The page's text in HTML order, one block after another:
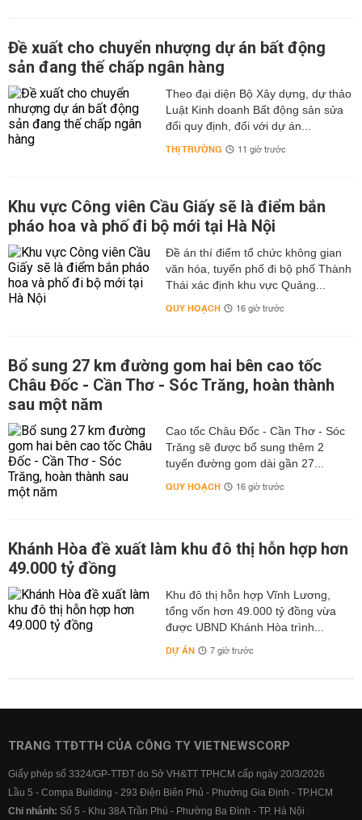
Đề xuất cho chuyển nhượng dự án bất động
sản đang thế chấp ngân hàng
Theo đại diện Bộ Xây dựng, dự thảo
Luật Kinh doanh Bất động sản sửa
đổi quy định, đối với dự án...
THỊ TRƯỜNG 11 giờ trước
Khu vực Công viên Cầu Giấy sẽ là điểm bắn
pháo hoa và phố đi bộ mới tại Hà Nội
Đề án thí điểm tổ chức không gian
văn hóa, tuyến phố đi bộ phố Thành
Thái xác định khu vực Quảng...
QUY HOẠCH 16 giờ trước
Bổ sung 27 km đường gom hai bên cao tốc
Châu Đốc - Cần Thơ - Sóc Trăng, hoàn thành
sau một năm
Cao tốc Châu Đốc - Cần Thơ - Sóc
Trăng sẽ được bổ sung thêm 2
tuyến đường gom dài gần 27...
QUY HOẠCH 16 giờ trước
Khánh Hòa đề xuất làm khu đô thị hỗn hợp hơn
49.000 tỷ đồng
Khu đô thị hỗn hợp Vĩnh Lương,
tổng vốn hơn 49.000 tỷ đồng vừa
được UBND Khánh Hòa trình...
DỰ ÁN 7 giờ trước
TRANG TTĐTTH CỦA CÔNG TY VIETNEWSCORP
Giấy phép số 3324/GP-TTĐT do Sở VH&TT TPHCM cấp ngày 20/3/2026
Lầu 5 - Compa Building - 293 Điện Biên Phủ - Phường Gia Định - TP.HCM
Chi nhánh: Số 5 - Khu 38A Trần Phú - Phường Ba Đình - TP. Hà Nội